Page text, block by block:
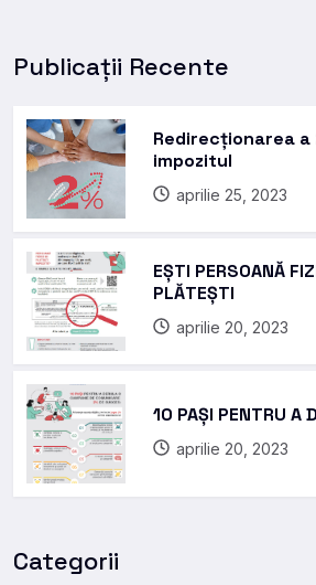
Publicații Recente
Redirecționarea a
impozitul
aprilie 25, 2023
EȘTI PERSOANĂ
PLĂTEȘTI
aprilie 20, 2023
10 PAȘI PENTRU A
aprilie 20, 2023
Categorii